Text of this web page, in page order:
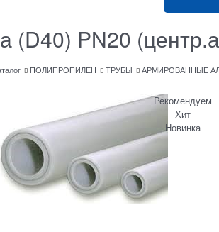
(D40) PN20
ПОЛИПРОПИЛЕН ТРУБЫ АРМИРОВАННЫЕ
Рекомендуем
Хит
Новинка